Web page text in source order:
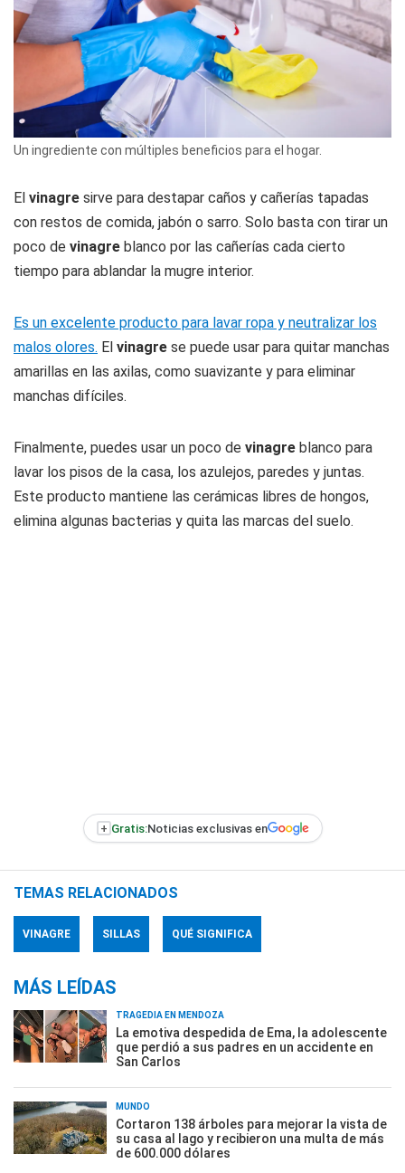
Un ingrediente con múltiples beneficios para el hogar.
El vinagre sirve para destapar caños y cañerías tapadas
con restos de comida, jabón o sarro. Solo basta con tirar un
poco de vinagre blanco por las cañerías cada cierto
tiempo para ablandar la mugre interior.
Es un excelente producto para lavar ropa y neutralizar los
malos olores. El vinagre se puede usar para quitar manchas
amarillas en las axilas, como suavizante y para eliminar
manchas difíciles.
Finalmente, puedes usar un poco de vinagre blanco para
lavar los pisos de la casa, los azulejos, paredes y juntas.
Este producto mantiene las cerámicas libres de hongos,
elimina algunas bacterias y quita las marcas del suelo.
+ Gratis:Noticias exclusivas en
TEMAS RELACIONADOS
VINAGRE SILLAS QUÉ SIGNIFICA
MÁS LEÍDAS
TRAGEDIA EN MENDOZA
La emotiva despedida de Ema, la adolescente
que perdió a sus padres en un accidente en
San Carlos
MUNDO
Cortaron 138 árboles para mejorar la vista de
su casa al lago y recibieron una multa de más
de 600.000 dólares